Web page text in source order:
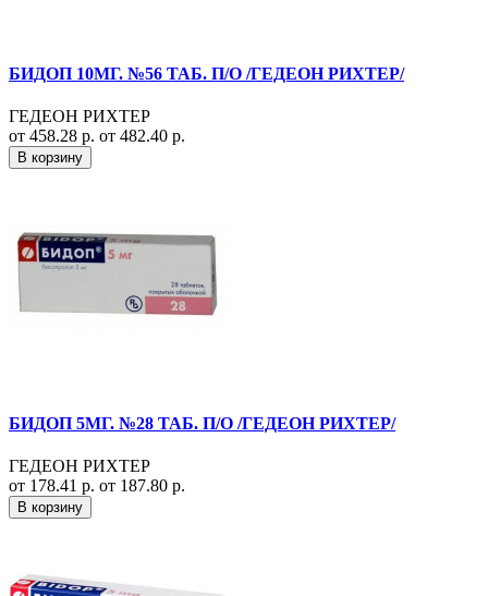
БИДОП 10МГ. №56 ТАБ. П/О /ГЕДЕОН РИХТЕР/
ГЕДЕОН РИХТЕР
от 458.28 р. от 482.40 р.
В корзину
БИДОП 5МГ. №28 ТАБ. П/О /ГЕДЕОН РИХТЕР/
ГЕДЕОН РИХТЕР
от 178.41 р. от 187.80 р.
В корзину